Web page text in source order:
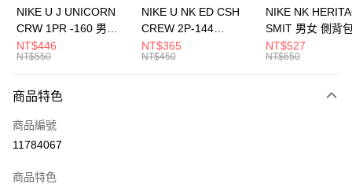
元大商業銀行
台灣樂天信用卡公司
全盈+PAY
AFTEE先享後付
【關於「AFTEE先享後付」】
便利好安心！
１．簡單：不需註冊會員、不需綁卡、不需儲值。
運送方式
7-11取貨(快速到店)
NIKE U J UNICORN
CRW 1PR -160 男女
中統襪 FZ3393100
NT$446
NT$550
NIKE U NK ED CSH
CREW 2P-144
EMBRDY 男女 短統襪
FZ3073133
NT$365
NT$450
NIKE NK
SMIT 男女 側背
BA5871010
NT$527
NT$650
商品特色
商品編號
11784067
商品特色